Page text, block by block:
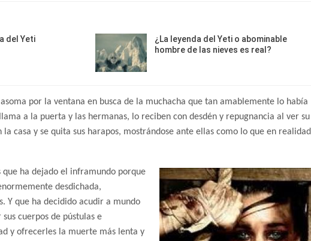
del Yeti
¿La leyenda del Yeti o abominable
hombre de las nieves es real?
por la ventana en busca de la muchacha que tan amablemente lo había
a la puerta y las hermanas, lo reciben con desdén y repugnancia al ver su
casa y se quita sus harapos, mostrándose ante ellas como lo que en realidad
que ha dejado el inframundo porque
desdichada,
Y que ha decidido acudir a mundo
cuerpos de pústulas e
y ofrecerles la muerte más lenta y